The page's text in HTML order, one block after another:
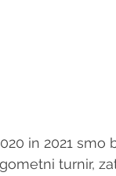
in 2021
turnir,